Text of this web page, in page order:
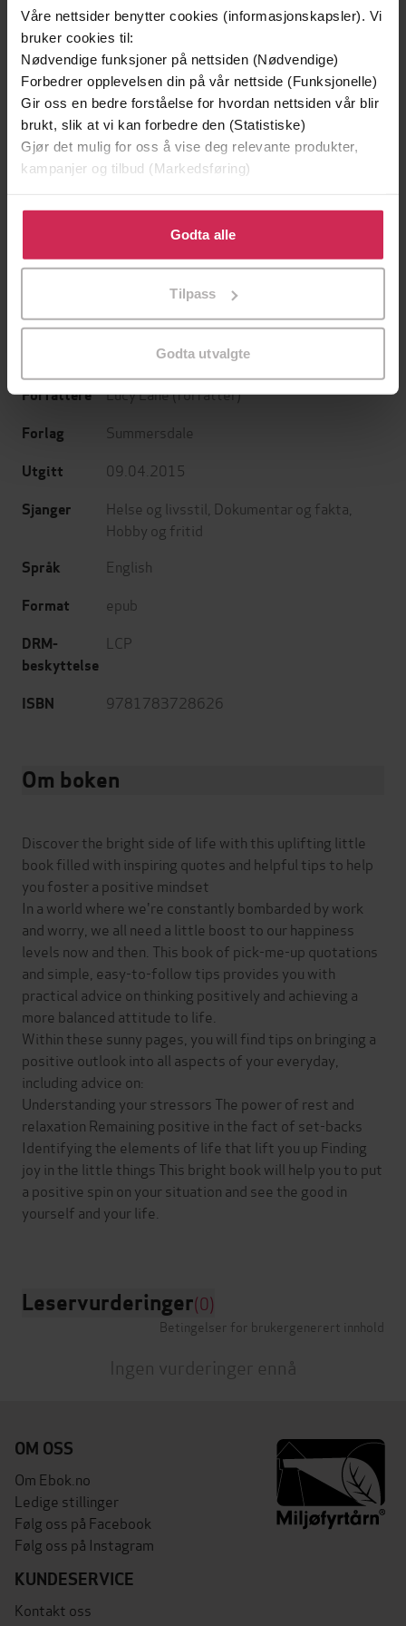
Våre nettsider benytter cookies (informasjonskapsler). Vi
bruker cookies til:
Nødvendige funksjoner på nettsiden (Nødvendige)
Forbedrer opplevelsen din på vår nettside (Funksjonelle)
Gir oss en bedre forståelse for hvordan nettsiden vår blir
brukt, slik at vi kan forbedre den (Statistiske)
Gjør det mulig for oss å vise deg relevante produkter,
kampanjer og tilbud (Markedsføring)
Klikk på «Godta alle» for å gi oss ditt samtykke til å
bruke cookies for alle disse formålene. Du kan også
tilpasse ditt samtykke til spesifikke formål ved å klikke
Godta alle
Tilpass
Godta utvalgte
199,-
Jo Nesbø
Jørn Lier Horst
Helpful Tips and Uplifting Quotes to Help
Your Inner Optimist Thrive
Forfattere Lucy Lane(forfatter)
Forlag Summersdale
Utgitt 09.04.2015
Sjanger Helse og livsstil Dokumentar og fakta
Hobby og fritid
Språk English
Format epub
DRM-
beskyttelse
LCP
ISBN 9781783728626
Om boken
Discover the bright side of life with this uplifting little
book filled with inspiring quotes and helpful tips to help
you foster a positive mindset
In a world where we're constantly bombarded by work
and worry, we all need a little boost to our happiness
levels now and then. This book of pick-me-up quotations
and simple, easy-to-follow tips provides you with
practical advice on thinking positively and achieving a
more balanced attitude to life.
Within these sunny pages, you will find tips on bringing a
positive outlook into all aspects of your everyday,
including advice on:
Understanding your stressors The power of rest and
relaxation Remaining positive in the fact of set-backs
Identifying the elements of life that lift you up Finding
joy in the little things This bright book will help you to put
a positive spin on your situation and see the good in
yourself and your life.
Leservurderinger(0)
Betingelser for brukergenerert innhold
Ingen vurderinger ennå
OM OSS
Om Ebok.no
Ledige stillinger
Følg oss på Facebook
Følg oss på Instagram
KUNDESERVICE
Kontakt oss